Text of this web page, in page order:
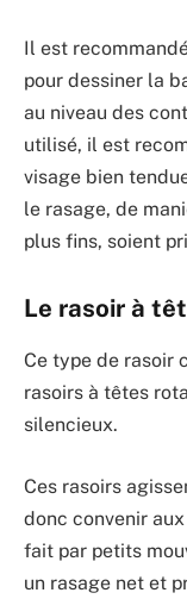
Il est
pour dessiner la
au niveau des
utilisé, il est
visage bien
le rasage, de
plus fins, soient
Le rasoir à
Ce type de rasoir
rasoirs à têtes
silencieux.
Ces rasoirs
donc convenir
fait par petits
un rasage net et